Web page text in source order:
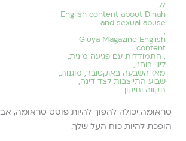
//
English content about Dinah
and sexual abuse
Gluya Magazine English
content
, התמודדות עם פגיעה מינית,
ליווי רוחני,
מאז השבעה באוקטובר, מוגנות,
שבוע התייצבות לצד דינה,
תקווה ותיקון
טראומה יכולה להפוך להיות פוסט טראומה,
הופכת להיות כוח העל שלך.